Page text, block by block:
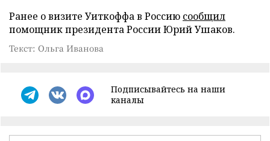
Ранее о визите Уиткоффа в Россию сообщил
помощник президента России Юрий Ушаков.
Текст: Ольга Иванова
Подписывайтесь на наши
каналы